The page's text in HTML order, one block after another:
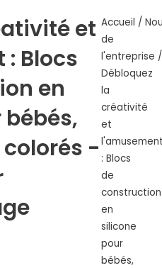
et
Blocs
en
-
Accueil /
de
l'entreprise /
Débloquez
la
créativité
et
: Blocs
de
construction
en
silicone
pour
bébés,